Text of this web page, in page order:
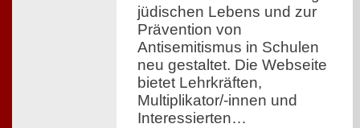
jüdischen Lebens und zur
Prävention von
Antisemitismus in Schulen
neu gestaltet. Die Webseite
bietet Lehrkräften,
Multiplikator/-innen und
Interessierten…